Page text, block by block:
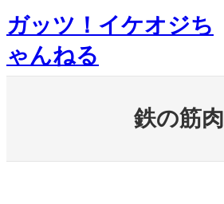
容
ス
キ
ガッツ！イケオジち
ゃんねる
鉄の筋肉